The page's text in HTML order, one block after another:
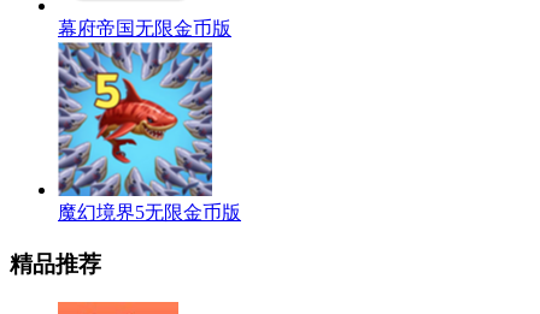
幕府帝国无限金币版
魔幻境界5无限金币版
精品推荐